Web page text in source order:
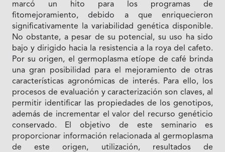
marcó un hito para los programas de
fitomejoramiento, debido a que enriquecieron
significativamente la variabilidad genética disponible.
No obstante, a pesar de su potencial, su uso ha sido
bajo y dirigido hacia la resistencia a la roya del cafeto.
Por su origen, el germoplasma etíope de café brinda
una gran posibilidad para el mejoramiento de otras
características agronómicas de interés. Para ello, los
procesos de evaluación y caracterización son claves, al
permitir identificar las propiedades de los genotipos,
además de incrementar el valor del recurso genéticio
conservado. El objetivo de este seminario es
proporcionar información relacionada al germoplasma
de este origen, utilización, resultados de